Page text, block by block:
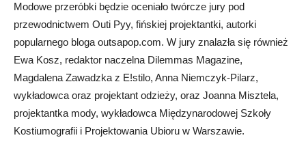
Modowe przeróbki będzie oceniało twórcze jury pod
przewodnictwem Outi Pyy, fińskiej projektantki, autorki
popularnego bloga outsapop.com. W jury znalazła się również
Ewa Kosz, redaktor naczelna Dilemmas Magazine,
Magdalena Zawadzka z E!stilo, Anna Niemczyk-Pilarz,
wykładowca oraz projektant odzieży, oraz Joanna Misztela,
projektantka mody, wykładowca Międzynarodowej Szkoły
Kostiumografii i Projektowania Ubioru w Warszawie.